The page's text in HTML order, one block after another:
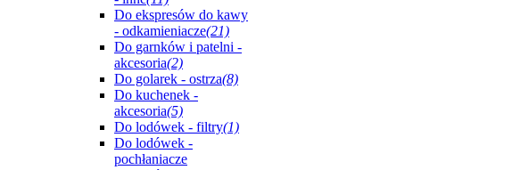
Do ekspresów do kawy
- odkamieniacze(21)
Do garnków i patelni -
akcesoria(2)
Do golarek - ostrza(8)
Do kuchenek -
akcesoria(5)
Do lodówek - filtry(1)
Do lodówek -
pochłaniacze